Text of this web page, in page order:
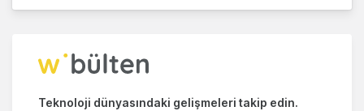
Teknoloji dünyasındaki gelişmeleri takip edin.